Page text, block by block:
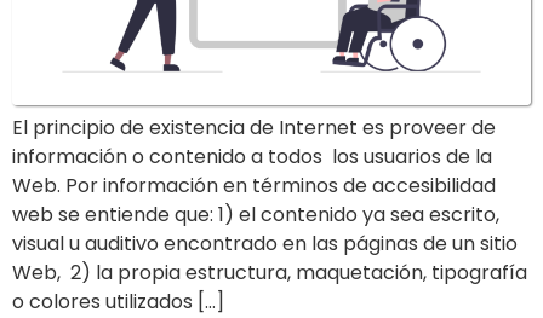
El principio de existencia de Internet es proveer de
información o contenido a todos los usuarios de la
Web. Por información en términos de accesibilidad
web se entiende que: 1) el contenido ya sea escrito,
visual u auditivo encontrado en las páginas de un sitio
Web, 2) la propia estructura, maquetación, tipografía
o colores utilizados […]